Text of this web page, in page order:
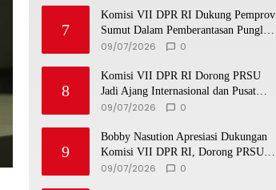
7
Komisi VII DPR RI Dukung Pemprov
Sumut Dalam Pemberantasan Pungli
di Objek Wisata
09/07/2026 0
8
Komisi VII DPR RI Dorong PRSU
Jadi Ajang Internasional dan Pusat
Investasi Sumut
09/07/2026 0
9
Bobby Nasution Apresiasi Dukungan
Komisi VII DPR RI, Dorong PRSU
Masuk Kalender Event Nasional
09/07/2026 0